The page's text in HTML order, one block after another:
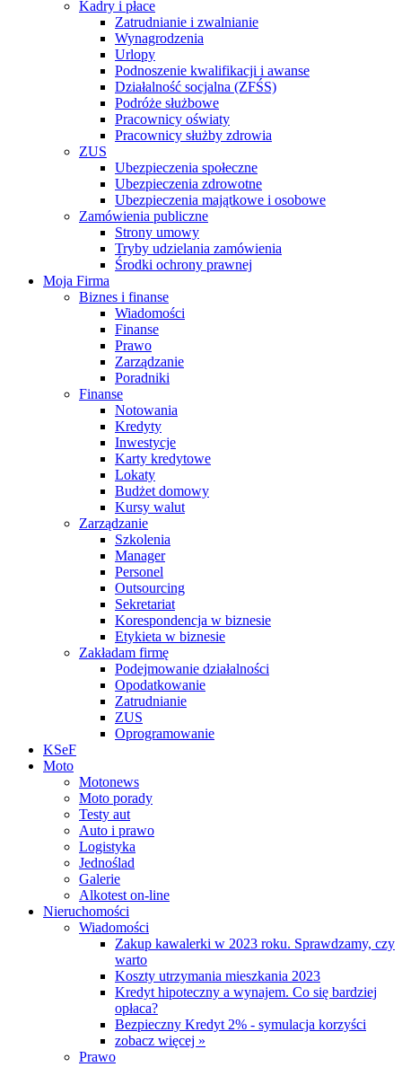
Kadry i płace
Zatrudnianie i zwalnianie
Wynagrodzenia
Urlopy
Podnoszenie kwalifikacji i awanse
Działalność socjalna (ZFŚS)
Podróże służbowe
Pracownicy oświaty
Pracownicy służby zdrowia
ZUS
Ubezpieczenia społeczne
Ubezpieczenia zdrowotne
Ubezpieczenia majątkowe i osobowe
Zamówienia publiczne
Strony umowy
Tryby udzielania zamówienia
Środki ochrony prawnej
Moja Firma
Biznes i finanse
Wiadomości
Finanse
Prawo
Zarządzanie
Poradniki
Finanse
Notowania
Kredyty
Inwestycje
Karty kredytowe
Lokaty
Budżet domowy
Kursy walut
Zarządzanie
Szkolenia
Manager
Personel
Outsourcing
Sekretariat
Korespondencja w biznesie
Etykieta w biznesie
Zakładam firmę
Podejmowanie działalności
Opodatkowanie
Zatrudnianie
ZUS
Oprogramowanie
KSeF
Moto
Motonews
Moto porady
Testy aut
Auto i prawo
Logistyka
Jednoślad
Galerie
Alkotest on-line
Nieruchomości
Wiadomości
Zakup kawalerki w 2023 roku. Sprawdzamy, czy
warto
Koszty utrzymania mieszkania 2023
Kredyt hipoteczny a wynajem. Co się bardziej
opłaca?
Bezpieczny Kredyt 2% - symulacja korzyści
zobacz więcej »
Prawo